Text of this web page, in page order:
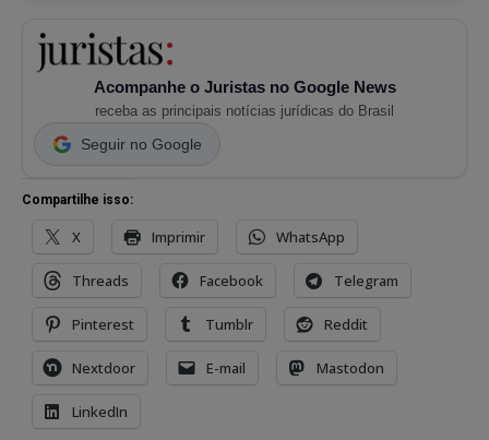
Acompanhe o Juristas no Google News
receba as principais notícias jurídicas do Brasil
Seguir no Google
Compartilhe isso:
X Imprimir WhatsApp
Threads Facebook Telegram
Pinterest Tumblr Reddit
Nextdoor E-mail Mastodon
LinkedIn